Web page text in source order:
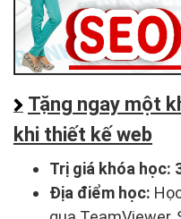
Tặng ngay một
khi thiết kế web
Trị giá khóa học:
Địa điểm học: